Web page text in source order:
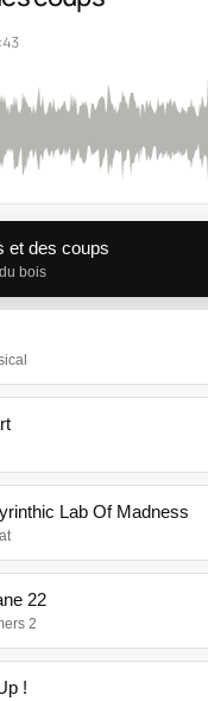
et des coups
bois
Lab Of Madness
22
2
!